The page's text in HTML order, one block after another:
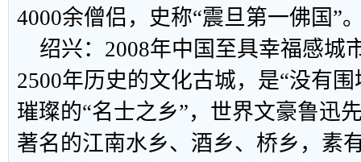
4000余僧侣，史称“震旦第一佛国”
绍兴：2008年中国至具幸福感城
2500年历史的文化古城，是“没有
璀璨的“名士之乡”，世界文豪鲁迅
著名的江南水乡、酒乡、桥乡，素